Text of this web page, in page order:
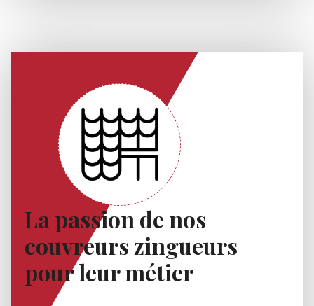
La passion de nos
couvreurs zingueurs
pour leur métier